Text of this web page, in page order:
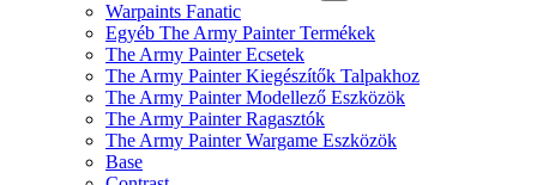
Warpaints Fanatic
Egyéb The Army Painter Termékek
The Army Painter Ecsetek
The Army Painter Kiegészítők Talpakhoz
The Army Painter Modellező Eszközök
The Army Painter Ragasztók
The Army Painter Wargame Eszközök
Base